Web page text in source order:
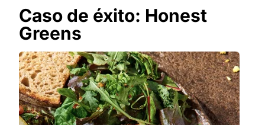
Caso de éxito: Honest
Greens